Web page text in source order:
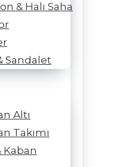
& Halı Saha
Sandalet
Altı
Takımı
Kaban